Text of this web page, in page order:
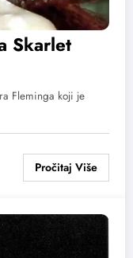
Skarlet
Fleminga koji je